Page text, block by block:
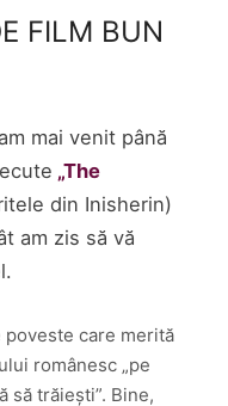
FILM BUN
mai venit până
„The
din Inisherin)
am zis să vă
poveste care merită
românesc „pe
să trăiești”. Bine,